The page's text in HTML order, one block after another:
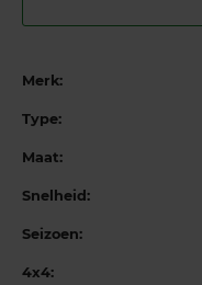
Merk:
Type:
Maat:
Snelheid:
Seizoen:
4x4: